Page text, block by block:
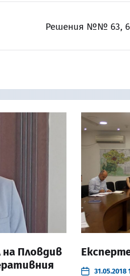
Решения №№ 63,
Пловдив
31.05.2018